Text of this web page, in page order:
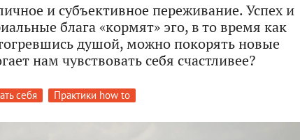
и субъективное переживание. Успех и
блага «кормят» эго, в то время как
душой, можно покорять новые
нам чувствовать себя счастливее?
себя Практики how to